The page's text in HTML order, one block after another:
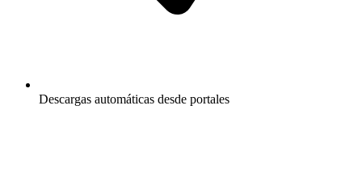
Descargas automáticas desde portales